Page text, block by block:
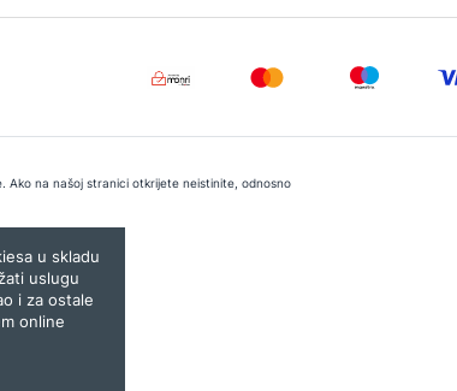
Ako na našoj stranici otkrijete neistinite, odnosno
u skladu
uslugu
i za ostale
online